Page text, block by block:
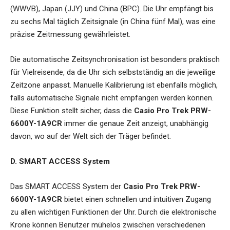
(WWVB), Japan (JJY) und China (BPC). Die Uhr empfängt bis
zu sechs Mal täglich Zeitsignale (in China fünf Mal), was eine
präzise Zeitmessung gewährleistet.
Die automatische Zeitsynchronisation ist besonders praktisch
für Vielreisende, da die Uhr sich selbstständig an die jeweilige
Zeitzone anpasst. Manuelle Kalibrierung ist ebenfalls möglich,
falls automatische Signale nicht empfangen werden können.
Diese Funktion stellt sicher, dass die Casio Pro Trek PRW-
6600Y-1A9CR immer die genaue Zeit anzeigt, unabhängig
davon, wo auf der Welt sich der Träger befindet.
D. SMART ACCESS System
Das SMART ACCESS System der Casio Pro Trek PRW-
6600Y-1A9CR bietet einen schnellen und intuitiven Zugang
zu allen wichtigen Funktionen der Uhr. Durch die elektronische
Krone können Benutzer mühelos zwischen verschiedenen